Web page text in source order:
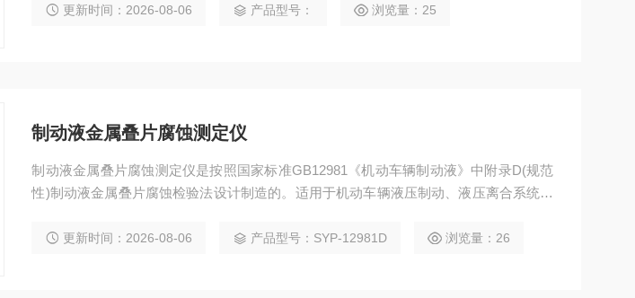
温度(-40℃及-50℃)下,放置规定时间后,取出检查其外观, 同时测定其流动特性(倒置试管
更新时间：2026-08-06 产品型号： 浏览量：25
制动液金属叠片腐蚀测定仪
制动液金属叠片腐蚀测定仪是按照国家标准GB12981《机动车辆制动液》中附录D(规范
性)制动液金属叠片腐蚀检验法设计制造的。适用于机动车辆液压制动、液压离合系统的
估制动液的腐蚀状况。 原理：将规定的金属试片磨光、清洗、称量后,以一定形式组合,
更新时间：2026-08-06 产品型号：SYP-12981D 浏览量：26